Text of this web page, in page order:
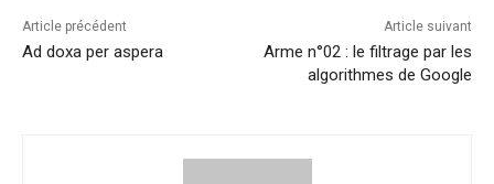
Article précédent
Ad doxa per aspera
Article suivant
Arme n°02 : le filtrage par les
algorithmes de Google